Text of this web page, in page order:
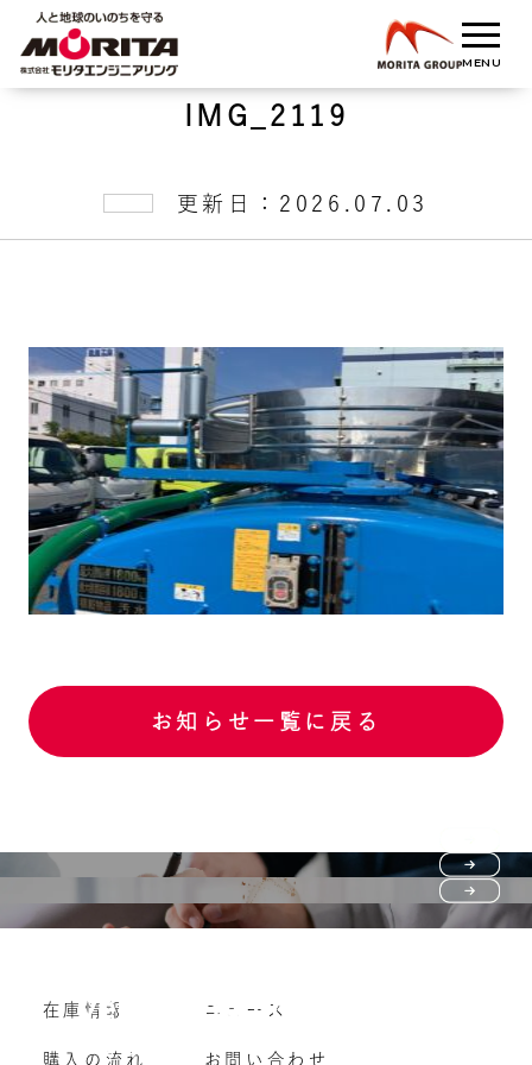
IMG_2119
更新日：2026.07.03
お知らせ一覧に戻る
購入の流れ
よくいただくご質問
Vehicle purchase
車両買い取り
在庫情報
購入の流れ
ニュース
お問い合わせ